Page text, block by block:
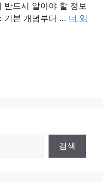
반드시 알아야 할 정보
기본 개념부터 … 더 읽
검색